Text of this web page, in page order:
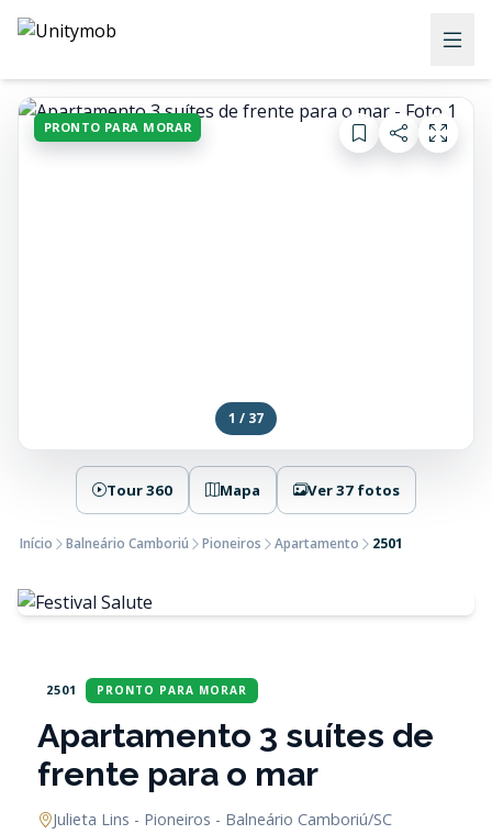
PRONTO PARA MORAR
1 / 37
Tour 360 Mapa Ver 37 fotos
Início Balneário Camboriú Pioneiros Apartamento 2501
2501 PRONTO PARA MORAR
Apartamento 3 suítes de
frente para o mar
Julieta Lins - Pioneiros - Balneário Camboriú/SC